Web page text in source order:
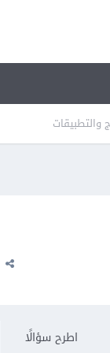
والتطبيقات
اطرح سؤالًا